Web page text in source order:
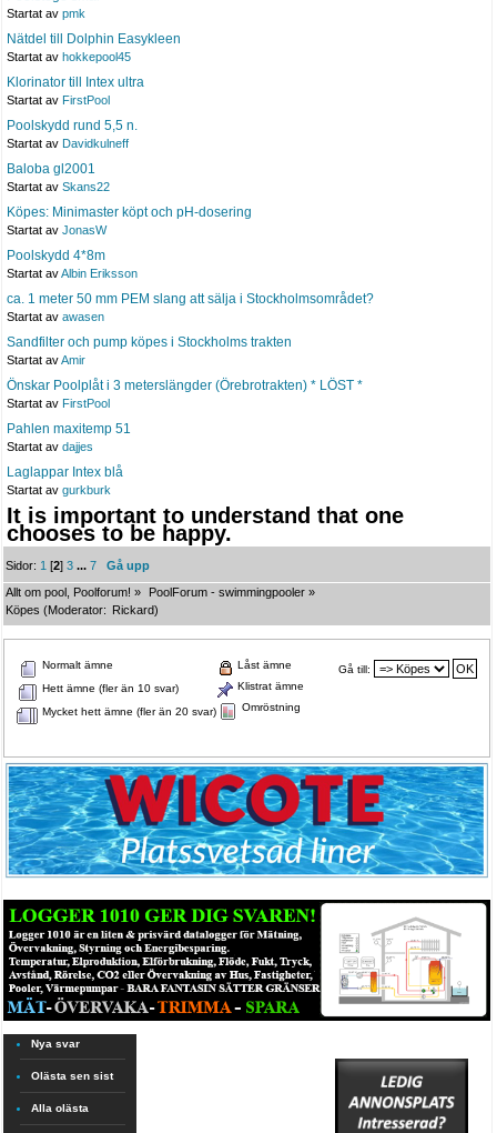
Startat av pmk
Nätdel till Dolphin Easykleen
Startat av hokkepool45
Klorinator till Intex ultra
Startat av FirstPool
Poolskydd rund 5,5 n.
Startat av Davidkulneff
Baloba gl2001
Startat av Skans22
Köpes: Minimaster köpt och pH-dosering
Startat av JonasW
Poolskydd 4*8m
Startat avAlbin Eriksson
ca. 1 meter 50 mm PEM slang att sälja i Stockholmsområdet?
Startat av awasen
Sandfilter och pump köpes i Stockholms trakten
Startat avAmir
Önskar Poolplåt i 3 meterslängder (Örebrotrakten) * LÖST *
Startat av FirstPool
Pahlen maxitemp 51
Startat av dajjes
Laglappar Intex blå
Startat av gurkburk
It is important to understand that one
chooses to be happy.
Sidor:1 [2]3 ...7
Gå upp
Allt om pool, Poolforum! » PoolForum - swimmingpooler »
Köpes (Moderator: Rickard)
Gå till:
Normalt ämne
Hett ämne (fler än 10 svar)
Mycket hett ämne (fler än 20 svar)
Låst ämne
Klistrat ämne
Omröstning
Nya svar
Olästa sen sist
Alla olästa